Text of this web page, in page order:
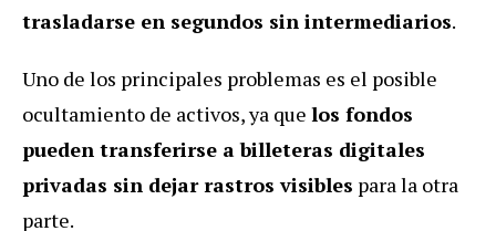
trasladarse en segundos sin intermediarios.
Uno de los principales problemas es el posible
ocultamiento de activos, ya que los fondos
pueden transferirse a billeteras digitales
privadas sin dejar rastros visibles para la otra
parte.